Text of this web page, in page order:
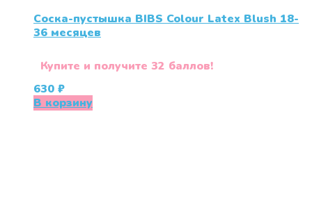
Соска-пустышка BIBS Colour Latex Blush 18-
36 меcяцев
Купите и получите 32 баллов!
630 ₽
В корзину